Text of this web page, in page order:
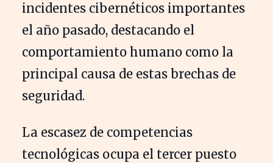
incidentes cibernéticos importantes
el año pasado, destacando el
comportamiento humano como la
principal causa de estas brechas de
seguridad.
La escasez de competencias
tecnológicas ocupa el tercer puesto